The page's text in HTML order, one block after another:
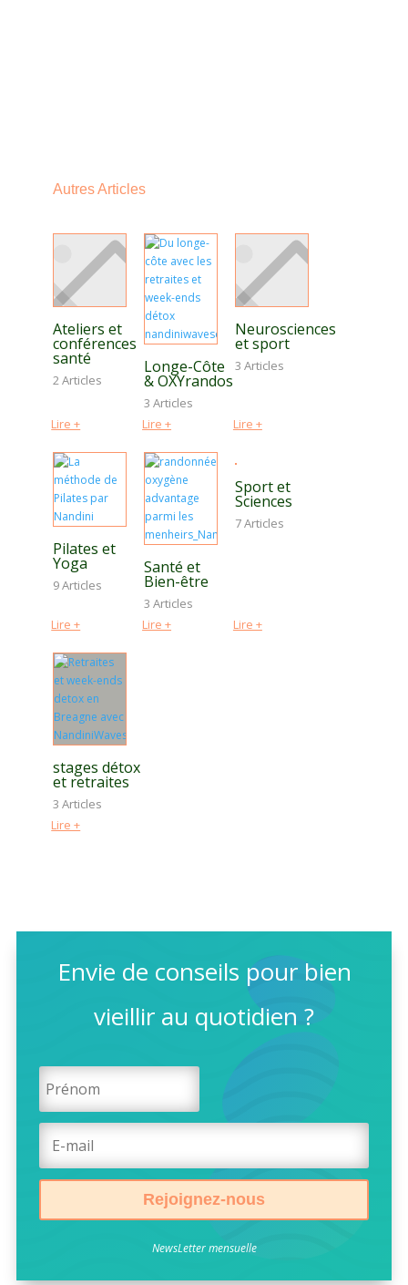
Autres Articles
Ateliers et
conférences
santé
2 Articles
Lire +
Longe-Côte
& OXYrandos
3 Articles
Lire +
Neurosciences
et sport
3 Articles
Lire +
Pilates et
Yoga
9 Articles
Lire +
Santé et
Bien-être
3 Articles
Lire +
Sport et
Sciences
7 Articles
Lire +
stages détox
et retraites
3 Articles
Lire +
Envie de conseils pour bien
vieillir au quotidien ?
Rejoignez-nous
NewsLetter mensuelle